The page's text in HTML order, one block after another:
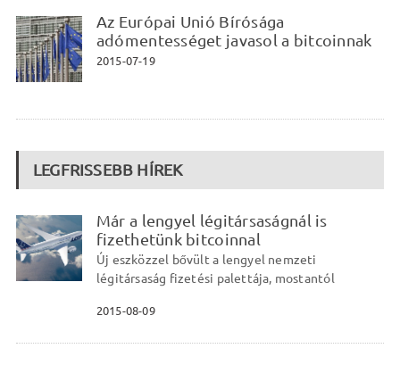
Az Európai Unió Bírósága
adómentességet javasol a bitcoinnak
2015-07-19
LEGFRISSEBB HÍREK
Már a lengyel légitársaságnál is
fizethetünk bitcoinnal
Új eszközzel bővült a lengyel nemzeti
légitársaság fizetési palettája, mostantól
2015-08-09